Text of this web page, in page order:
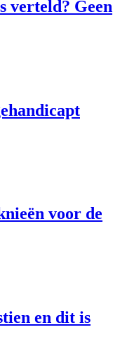
verteld? Geen
voor de
en dit is